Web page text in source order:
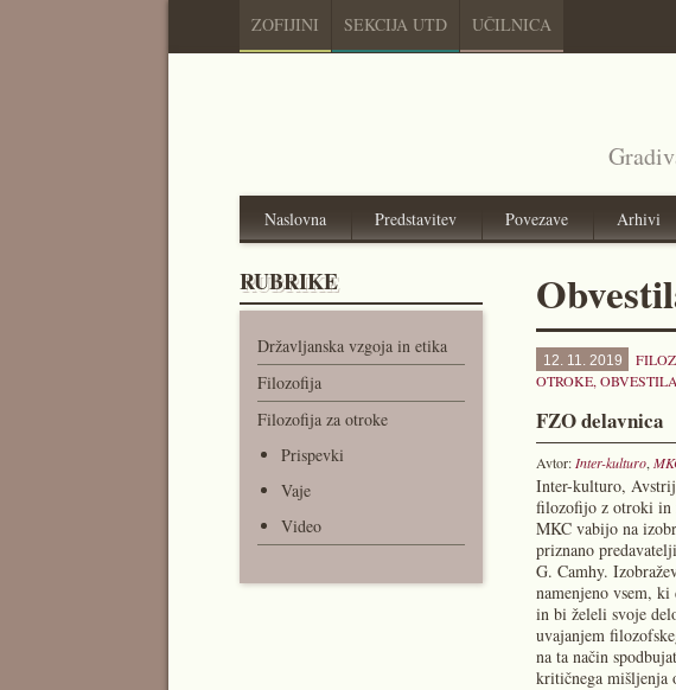
ZOFIJINI SEKCIJA UTD UČILNICA
Naslovna Predstavitev Povezave Arhivi
RUBRIKE
Državljanska vzgoja in etika
Filozofija
Filozofija za otroke
Prispevki
Vaje
Video
12. 11. 2019
OTROKE, OBVESTILA
FZO delavnica
Avtor: Inter-kulturo,
Inter-kulturo,
filozofijo z otroki in
MKC vabijo na
priznano
G. Camhy.
namenjeno vsem,
in bi želeli svoje
uvajanjem
na ta način
kritičnega mišljenja